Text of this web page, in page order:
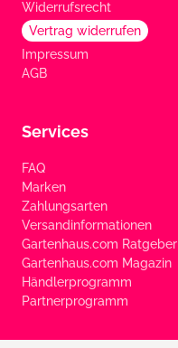
Widerrufsrecht
Vertrag widerrufen
Impressum
AGB
Services
FAQ
Marken
Zahlungsarten
Versandinformationen
Gartenhaus.com Ratgeber
Gartenhaus.com Magazin
Händlerprogramm
Partnerprogramm